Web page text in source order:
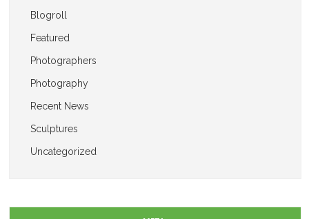
Blogroll
Featured
Photographers
Photography
Recent News
Sculptures
Uncategorized